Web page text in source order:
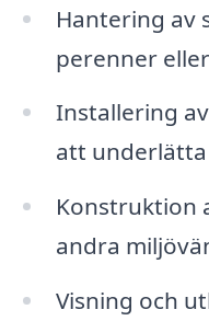
Hantering av
perenner
Installering
att
Konstruktion
andra
Visning och